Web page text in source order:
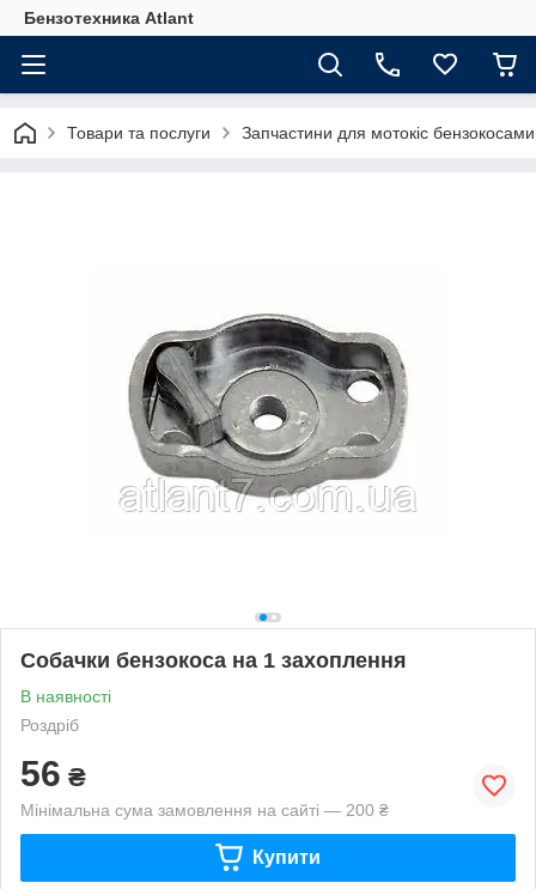
Бензотехника Atlant
Товари та послуги Запчастини для мотокіс бензокосами
Собачки бензокоса на 1 захоплення
В наявності
Роздріб
56 ₴
Мінімальна сума замовлення на сайті — 200 ₴
Купити